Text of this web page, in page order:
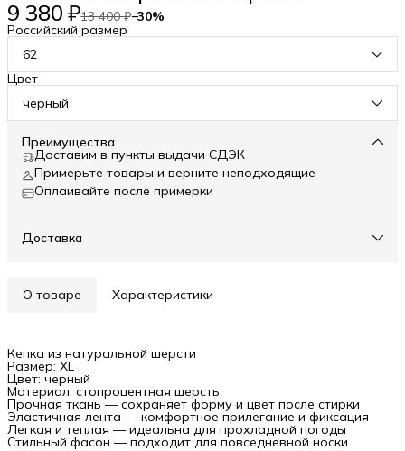
9 380 ₽13 400 ₽−30%
Российский размер
62
Цвет
черный
Преимущества
Доставим в пункты выдачи СДЭК
Примерьте товары и верните неподходящие
Оплаивайте после примерки
Доставка
О товаре Характеристики
Кепка из натуральной шерсти
Размер: XL
Цвет: черный
Материал: стопроцентная шерсть
Прочная ткань — сохраняет форму и цвет после стирки
Эластичная лента — комфортное прилегание и фиксация
Легкая и теплая — идеальна для прохладной погоды
Стильный фасон — подходит для повседневной носки